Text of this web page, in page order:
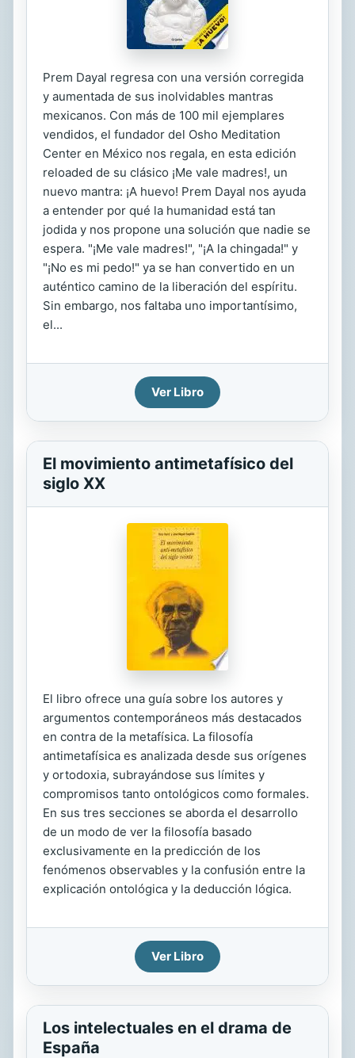
Prem Dayal regresa con una versión corregida
y aumentada de sus inolvidables mantras
mexicanos. Con más de 100 mil ejemplares
vendidos, el fundador del Osho Meditation
Center en México nos regala, en esta edición
reloaded de su clásico ¡Me vale madres!, un
nuevo mantra: ¡A huevo! Prem Dayal nos ayuda
a entender por qué la humanidad está tan
jodida y nos propone una solución que nadie se
espera. "¡Me vale madres!", "¡A la chingada!" y
"¡No es mi pedo!" ya se han convertido en un
auténtico camino de la liberación del espíritu.
Sin embargo, nos faltaba uno importantísimo,
el...
Ver Libro
El movimiento antimetafísico del
siglo XX
El libro ofrece una guía sobre los autores y
argumentos contemporáneos más destacados
en contra de la metafísica. La filosofía
antimetafísica es analizada desde sus orígenes
y ortodoxia, subrayándose sus límites y
compromisos tanto ontológicos como formales.
En sus tres secciones se aborda el desarrollo
de un modo de ver la filosofía basado
exclusivamente en la predicción de los
fenómenos observables y la confusión entre la
explicación ontológica y la deducción lógica.
Ver Libro
Los intelectuales en el drama de
España